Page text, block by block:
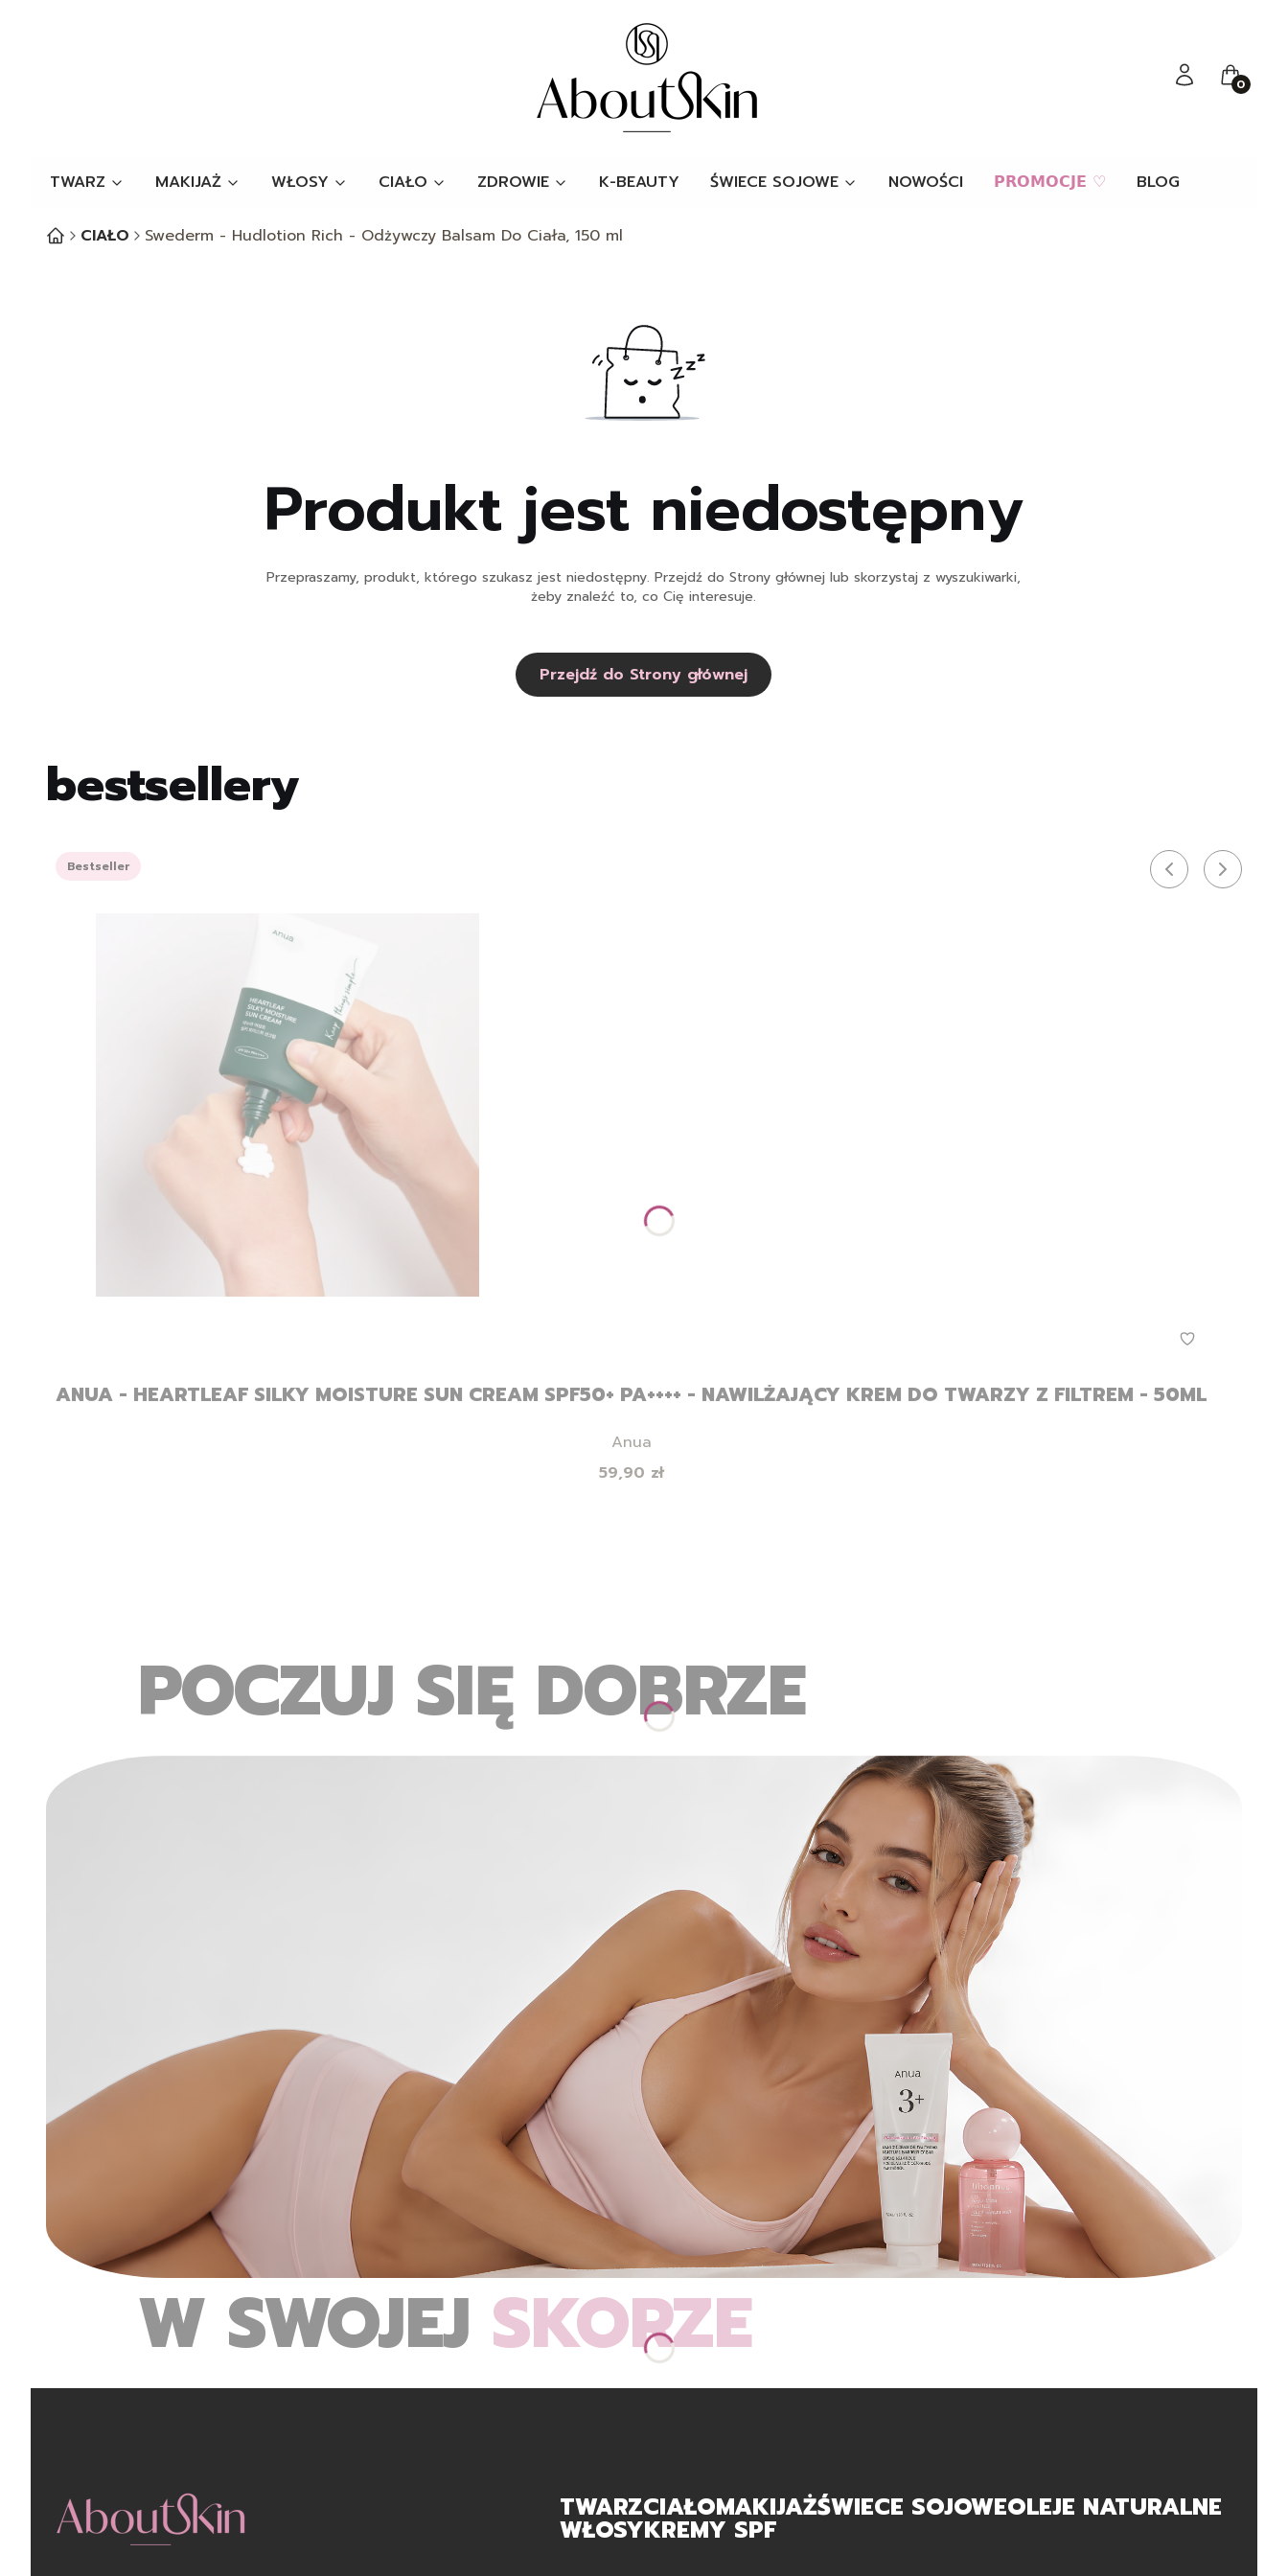
Zaloguj sięKoszyk
TWARZ MAKIJAŻ WŁOSY CIAŁO ZDROWIE K-BEAUTY ŚWIECE SOJOWE NOWOŚCI 𝗣𝗥𝗢𝗠𝗢𝗖𝗝𝗘 ♡ BLOG
CIAŁO Swederm - Hudlotion Rich - Odżywczy Balsam Do Ciała, 150 ml
Produkt jest niedostępny
Przepraszamy, produkt, którego szukasz jest niedostępny. Przejdź do Strony głównej lub skorzystaj z wyszukiwarki,
żeby znaleźć to, co Cię interesuje.
Przejdź do Strony głównej
bestsellery
Bestseller
ANUA - HEARTLEAF SILKY MOISTURE SUN CREAM SPF50+ PA++++ - NAWILŻAJĄCY KREM DO TWARZY Z FILTREM - 50ML
Producent
Anua
Cena
59,90 zł
POCZUJ SIĘ DOBRZE
W SWOJEJ SKÓRZE
TWARZCIAŁOMAKIJAŻŚWIECE SOJOWEOLEJE NATURALNE
WŁOSYKREMY SPF